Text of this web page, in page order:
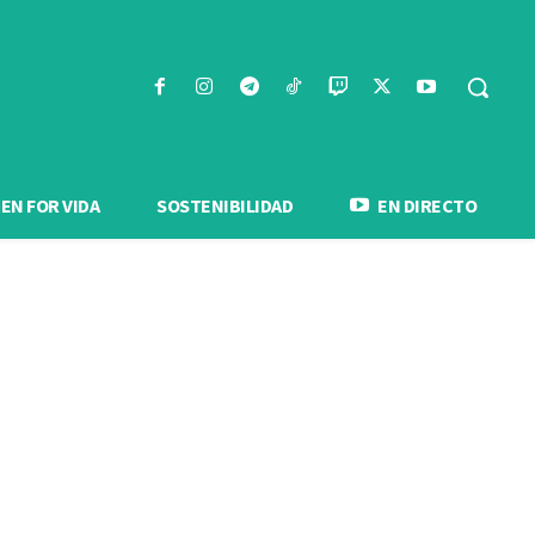
FOR VIDA SOSTENIBILIDAD EN DIRECTO